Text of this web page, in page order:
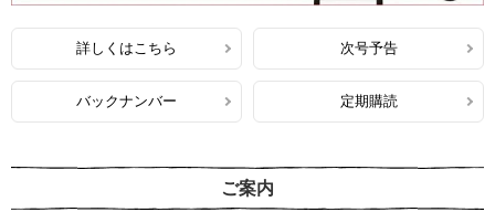
詳しくはこちら 次号予告
バックナンバー 定期購読
ご案内